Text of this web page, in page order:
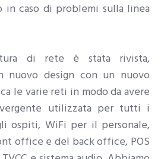
in caso di problemi sulla linea
di rete è stata rivista,
nuovo design con un nuovo
le varie reti in modo da avere
utilizzata per tutti i
ospiti, WiFi per il personale,
office e del back office, POS